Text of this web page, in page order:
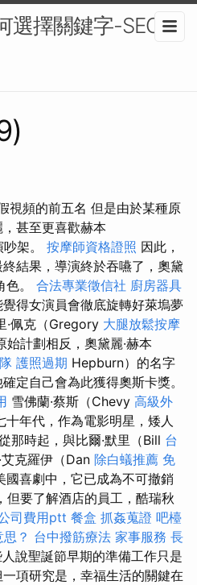
選擇關鍵字-SEO策
視頻的前五名 但是由於某種原
甚至更喜歡赫本
架。 按摩師資格證照 因此，
結果，導演終於吞嚥了，奧黛
色。 合法專業徵信社 廚房器具
得女演員會徹底旋轉好萊塢夢
·佩克（Gregory 大腿放鬆按摩
計劃相反，奧黛麗·赫本
護照過期 Hepburn）的名字
定自己會為此獲得奧斯卡獎。
雪佛蘭·蔡斯（Chevy 高級外
年代，作為電影明星，矮人
那時起，與比爾·默里（Bill 台
克羅伊（Dan 除白蟻推薦 免
喜劇中，它已成為不可撤銷
但要了解酒店的員工，酷瑞秋
司費用ptt 餐盒 抓姦蒐證 吧檯
？ 台中撥筋療法 家事服務 長
說聖誕節早期的準備工作只是
項研究是，幸福生活的關鍵在